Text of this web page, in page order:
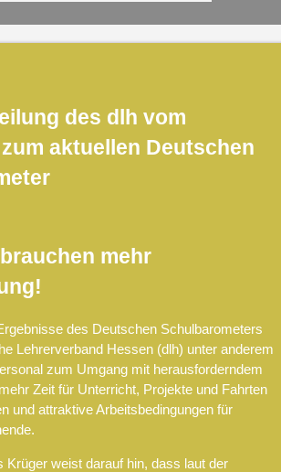
des dlh vom
aktuellen Deutschen
mehr
des Deutschen Schulbarometers
Lehrerverband Hessen (dlh) unter anderem
zum Umgang mit herausforderndem
Zeit für Unterricht, Projekte und Fahrten
und attraktive Arbeitsbedingungen für
Krüger weist darauf hin, dass laut der